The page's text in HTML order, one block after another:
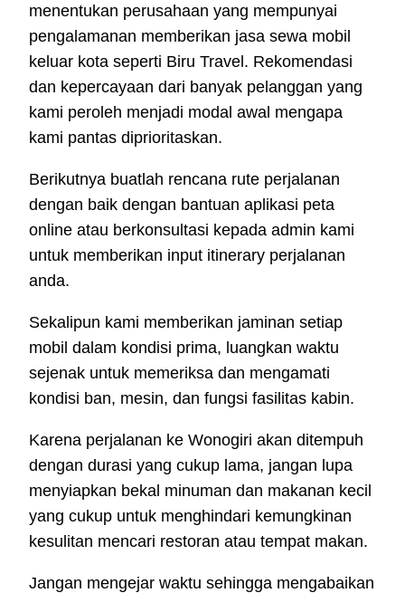
menentukan perusahaan yang mempunyai
pengalamanan memberikan jasa sewa mobil
keluar kota seperti Biru Travel. Rekomendasi
dan kepercayaan dari banyak pelanggan yang
kami peroleh menjadi modal awal mengapa
kami pantas diprioritaskan.
Berikutnya buatlah rencana rute perjalanan
dengan baik dengan bantuan aplikasi peta
online atau berkonsultasi kepada admin kami
untuk memberikan input itinerary perjalanan
anda.
Sekalipun kami memberikan jaminan setiap
mobil dalam kondisi prima, luangkan waktu
sejenak untuk memeriksa dan mengamati
kondisi ban, mesin, dan fungsi fasilitas kabin.
Karena perjalanan ke Wonogiri akan ditempuh
dengan durasi yang cukup lama, jangan lupa
menyiapkan bekal minuman dan makanan kecil
yang cukup untuk menghindari kemungkinan
kesulitan mencari restoran atau tempat makan.
Jangan mengejar waktu sehingga mengabaikan